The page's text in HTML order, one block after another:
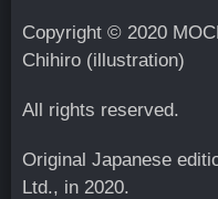
Copyright © 2020
Chihiro (illustration)
All rights reserved.
Original Japanese
Ltd., in 2020.